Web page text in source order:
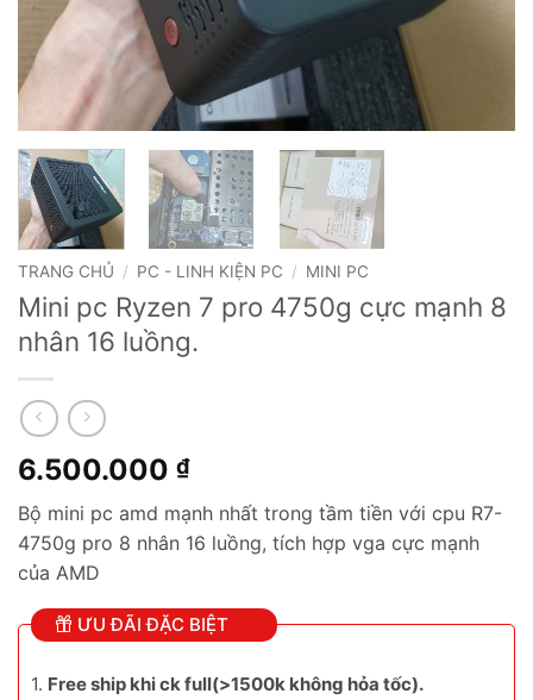
TRANG CHỦ / PC - LINH KIỆN PC / MINI PC
Mini pc Ryzen 7 pro 4750g cực mạnh 8
nhân 16 luồng.
6.500.000 ₫
Bộ mini pc amd mạnh nhất trong tầm tiền với cpu R7-
4750g pro 8 nhân 16 luồng, tích hợp vga cực mạnh
của AMD
ƯU ĐÃI ĐẶC BIỆT
1. Free ship khi ck full(>1500k không hỏa tốc).